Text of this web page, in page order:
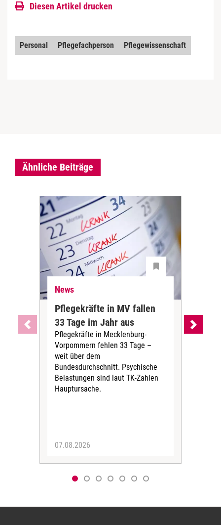
Diesen Artikel drucken
Personal Pflegefachperson Pflegewissenschaft
Ähnliche Beiträge
News
Pflegekräfte in MV fallen
33 Tage im Jahr aus
Pflegekräfte in Mecklenburg-
Vorpommern fehlen 33 Tage –
weit über dem
Bundesdurchschnitt. Psychische
Belastungen sind laut TK-Zahlen
Hauptursache.
07.08.2026